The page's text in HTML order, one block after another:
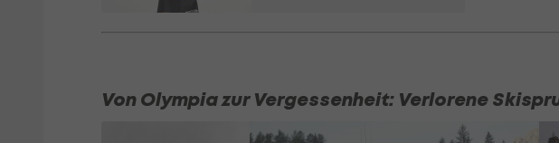
Von Olympia zur Vergessenheit: Verlorene